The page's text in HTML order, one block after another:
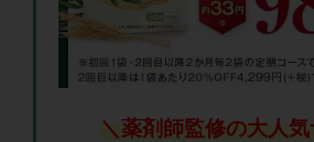
＼薬剤師監修の大人